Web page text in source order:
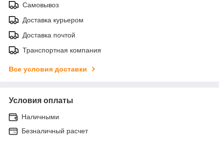
Самовывоз
Доставка курьером
Доставка почтой
Транспортная компания
Все условия доставки
Условия оплаты
Наличными
Безналичный расчет